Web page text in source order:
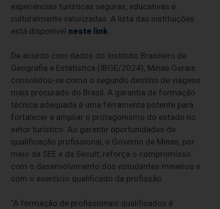
experiências turísticas seguras, educativas e
culturalmente valorizadas. A lista das instituições
está disponível neste link .
De acordo com dados do Instituto Brasileiro de
Geografia e Estatística (IBGE/2024), Minas Gerais
consolidou-se como o segundo destino de viagens
mais procurado do Brasil. A garantia de formação
técnica adequada é uma ferramenta potente para
fortalecer e ampliar o protagonismo do estado no
setor turístico. Ao garantir oportunidades de
qualificação profissional, o Governo de Minas, por
meio da SEE e da Secult, reforça o compromisso
com o desenvolvimento dos estudantes mineiros e
com o exercício qualificado da profissão.
“A formação de profissionais qualificados é